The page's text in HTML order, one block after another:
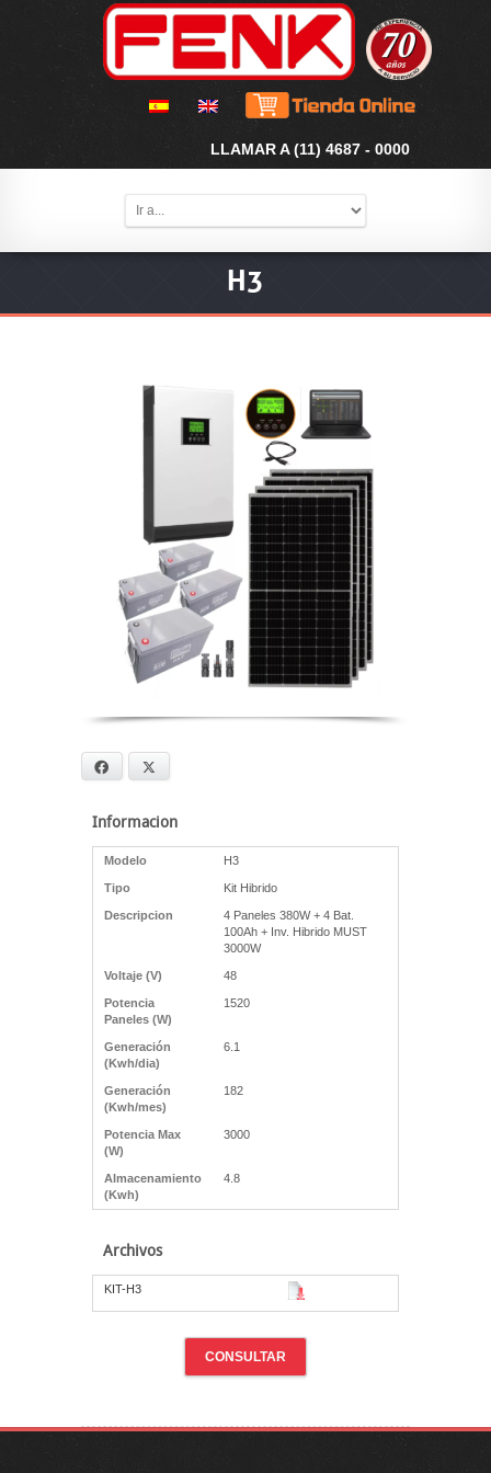
LLAMAR A (11) 4687 - 0000
H3
Facebook
Informacion
Modelo H3
Tipo Kit Hibrido
Descripcion
4 Paneles 380W + 4 Bat.
100Ah + Inv. Hibrido MUST
3000W
Voltaje (V) 48
Potencia
Paneles (W)
1520
Generación
(Kwh/dia)
6.1
Generación
(Kwh/mes)
182
Potencia Max
(W)
3000
Almacenamiento
(Kwh)
4.8
Archivos
KIT-H3
CONSULTAR